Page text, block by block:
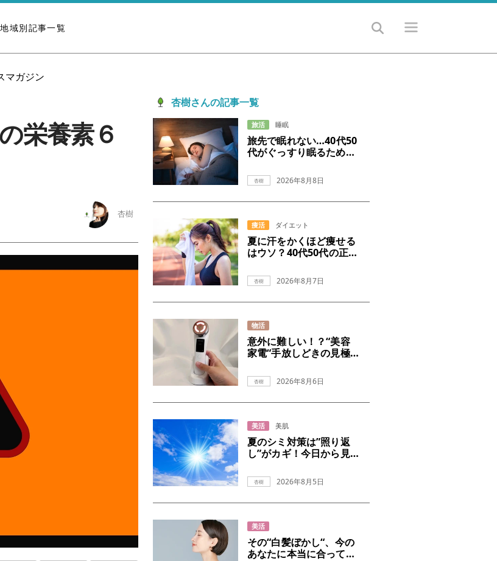
地域別記事一覧
マガジン
栄養素６
杏樹
杏樹さんの記事一覧
旅活 睡眠
旅先で眠れない…40代50
代がぐっすり眠るための
杏樹 2026年8月8日
痩活 ダイエット
夏に汗をかくほど痩せる
はウソ？40代50代の正し
杏樹 2026年8月7日
物活
意外に難しい！？“美容
家電“手放しどきの見極
杏樹 2026年8月6日
美活 美肌
夏のシミ対策は”照り返
し”がカギ！今日から見
杏樹 2026年8月5日
美活
その“白髪ぼかし“、今の
あなたに本当に合ってい